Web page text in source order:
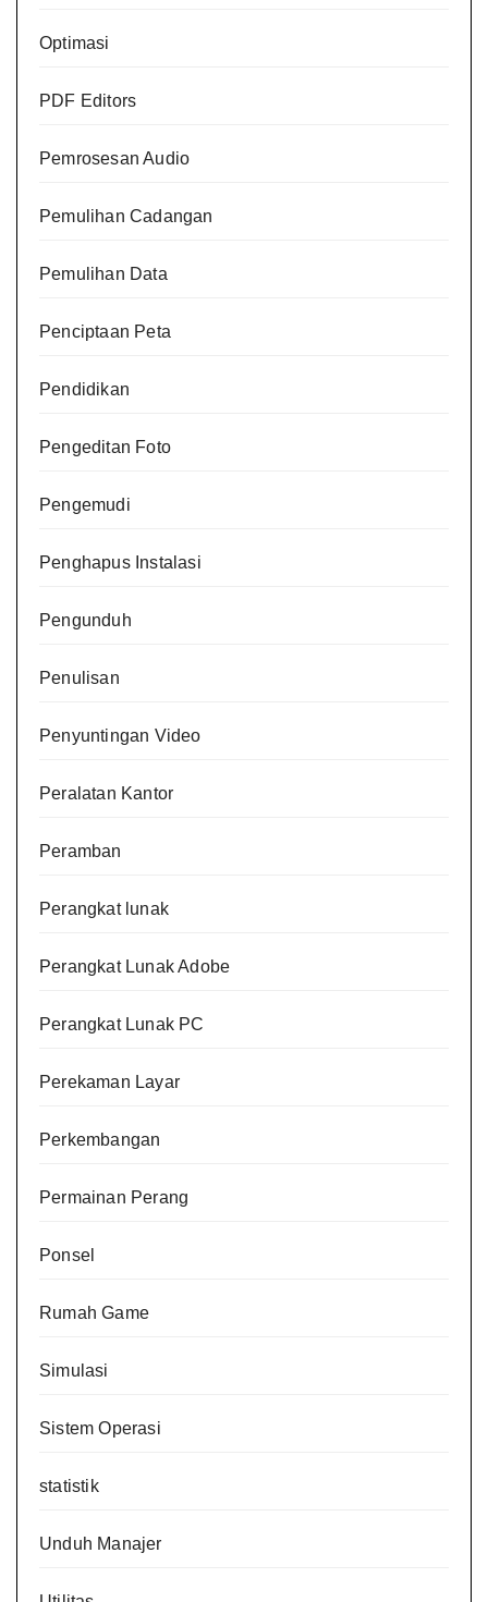
Optimasi
PDF Editors
Pemrosesan Audio
Pemulihan Cadangan
Pemulihan Data
Penciptaan Peta
Pendidikan
Pengeditan Foto
Pengemudi
Penghapus Instalasi
Pengunduh
Penulisan
Penyuntingan Video
Peralatan Kantor
Peramban
Perangkat lunak
Perangkat Lunak Adobe
Perangkat Lunak PC
Perekaman Layar
Perkembangan
Permainan Perang
Ponsel
Rumah Game
Simulasi
Sistem Operasi
statistik
Unduh Manajer